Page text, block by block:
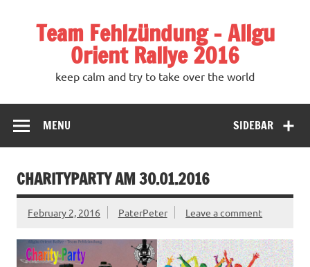
Team Fehlzündung – Allgu
Orient Rallye 2016
keep calm and try to take over the world
SIDEBAR
MENU
CHARITYPARTY AM 30.01.2016
February 2, 2016 PaterPeter Leave a comment